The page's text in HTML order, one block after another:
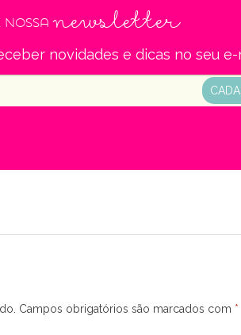
nossanewsletter
novidades e dicas no seu e-
Campos obrigatórios são marcados com *